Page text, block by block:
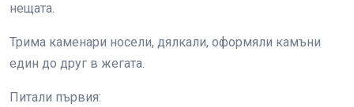
нещата.
Трима каменари носели, дялкали, оформяли камъни
един до друг в жегата.
Питали първия: